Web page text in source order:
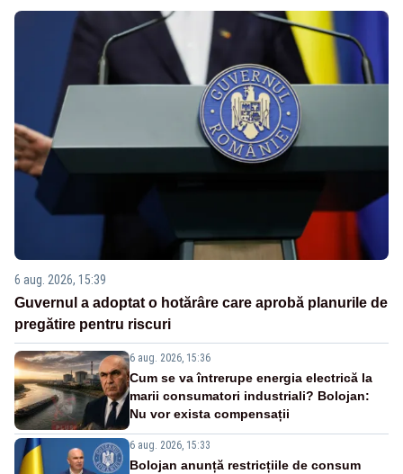
6 aug. 2026, 15:39
Guvernul a adoptat o hotărâre care aprobă planurile de
pregătire pentru riscuri
6 aug. 2026, 15:36
Cum se va întrerupe energia electrică la
marii consumatori industriali? Bolojan:
Nu vor exista compensații
6 aug. 2026, 15:33
Bolojan anunță restricțiile de consum